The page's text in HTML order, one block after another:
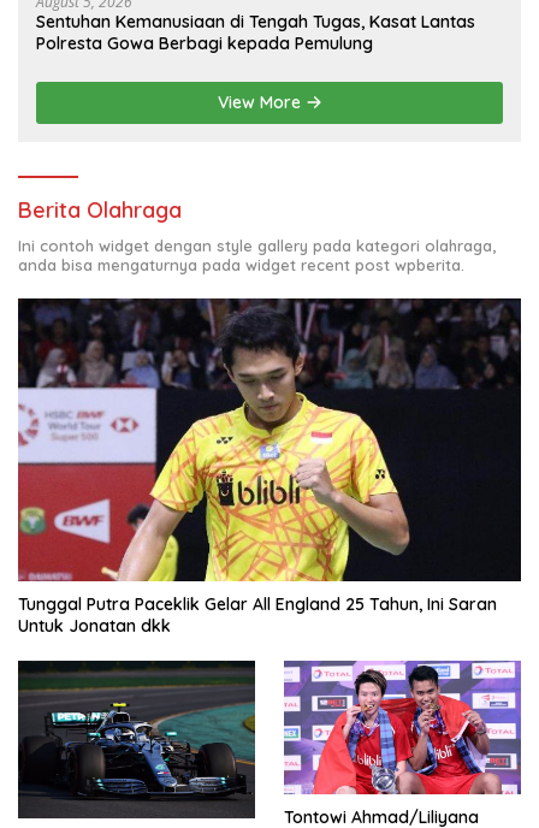
Sentuhan Kemanusiaan di Tengah Tugas, Kasat Lantas
Polresta Gowa Berbagi kepada Pemulung
View More
Berita Olahraga
Ini contoh widget dengan style gallery pada kategori olahraga,
anda bisa mengaturnya pada widget recent post wpberita.
Tunggal Putra Paceklik Gelar All England 25 Tahun, Ini Saran
Untuk Jonatan dkk
Tontowi Ahmad/Liliyana